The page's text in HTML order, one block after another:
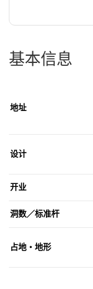
基本信息
地址
设计
开业
洞数／标准杆
占地・地形